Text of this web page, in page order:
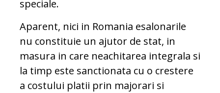
speciale.
Aparent, nici in Romania esalonarile
nu constituie un ajutor de stat, in
masura in care neachitarea integrala si
la timp este sanctionata cu o crestere
a costului platii prin majorari si